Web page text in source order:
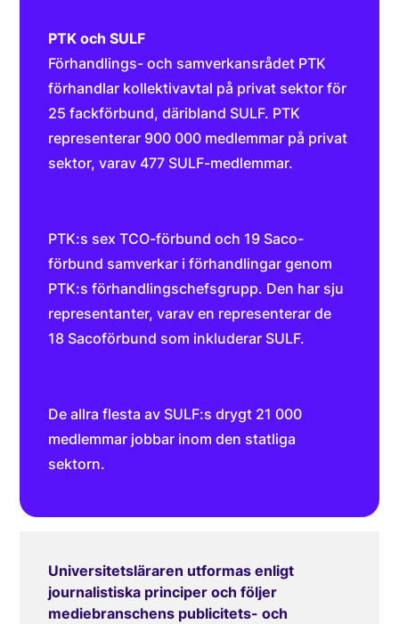
PTK och SULF
Förhandlings- och samverkansrådet PTK
förhandlar kollektivavtal på privat sektor för
25 fackförbund, däribland SULF. PTK
representerar 900 000 medlemmar på privat
sektor, varav 477 SULF-medlemmar.
PTK:s sex TCO-förbund och 19 Saco-
förbund samverkar i förhandlingar genom
PTK:s förhandlingschefsgrupp. Den har sju
representanter, varav en representerar de
18 Sacoförbund som inkluderar SULF.
De allra flesta av SULF:s drygt 21 000
medlemmar jobbar inom den statliga
sektorn.
Universitetsläraren utformas enligt
journalistiska principer och följer
mediebranschens publicitets- och